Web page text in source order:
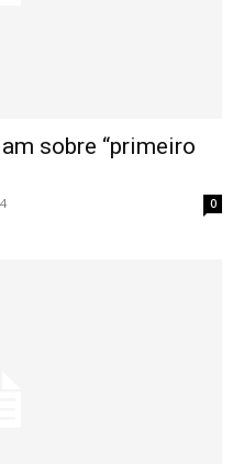
sobre “primeiro
0